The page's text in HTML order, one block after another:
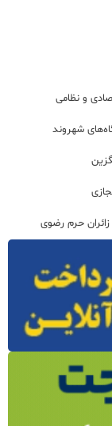
و نظامی
شهروند
حرم رضوی